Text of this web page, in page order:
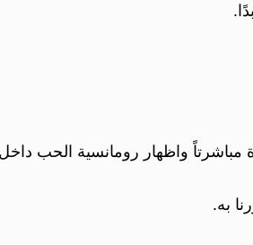
واظهار رومانسية الحب داخل
به.